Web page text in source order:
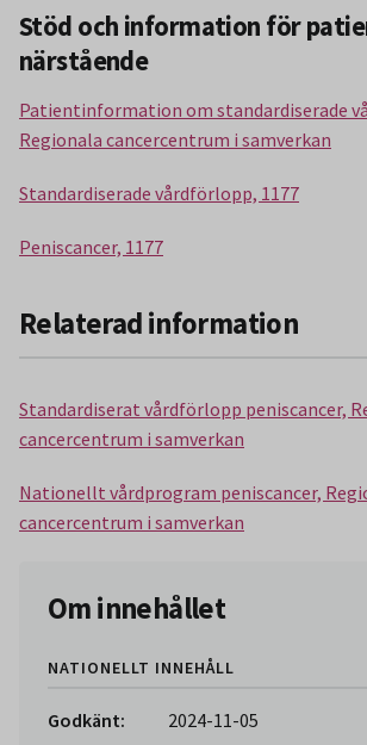
Stöd och information för
närstående
Patientinformation om standardiserade
Regionala cancercentrum i samverkan
Standardiserade vårdförlopp, 1177
Peniscancer, 1177
Relaterad information
Standardiserat vårdförlopp peniscancer,
cancercentrum i samverkan
Nationellt vårdprogram peniscancer,
cancercentrum i samverkan
Om innehållet
NATIONELLT INNEHÅLL
Godkänt:
2024-11-05